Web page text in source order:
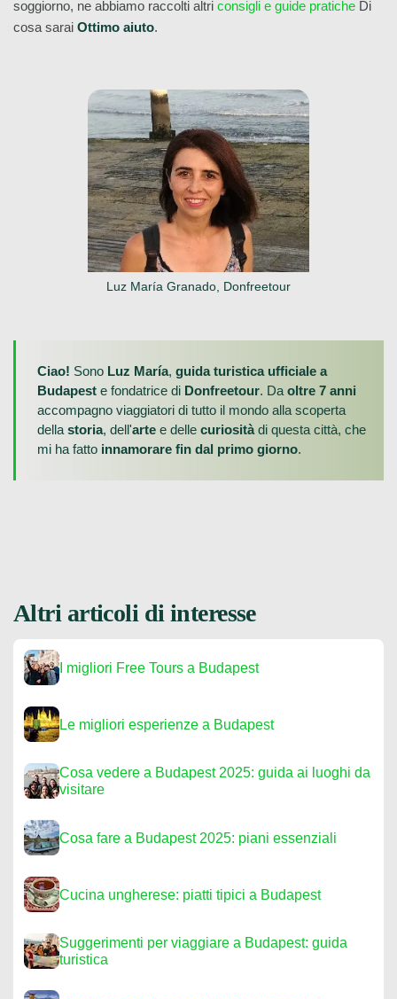
soggiorno, ne abbiamo raccolti altri consigli e guide pratiche Di
cosa sarai Ottimo aiuto.
Luz María Granado, Donfreetour
Ciao! Sono Luz María, guida turistica ufficiale a
Budapest e fondatrice di Donfreetour. Da oltre 7 anni
accompagno viaggiatori di tutto il mondo alla scoperta
della storia, dell'arte e delle curiositàdi questa città, che
mi ha fatto innamorare fin dal primo giorno.
Altri articoli di interesse
I migliori Free Tours a Budapest
Le migliori esperienze a Budapest
Cosa vedere a Budapest 2025: guida ai luoghi da
visitare
Cosa fare a Budapest 2025: piani essenziali
Cucina ungherese: piatti tipici a Budapest
Suggerimenti per viaggiare a Budapest: guida
turistica